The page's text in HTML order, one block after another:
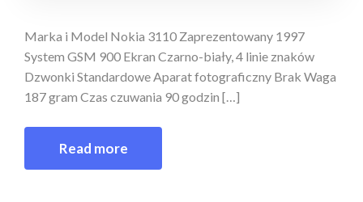
Marka i Model Nokia 3110 Zaprezentowany 1997
System GSM 900 Ekran Czarno-biały, 4 linie znaków
Dzwonki Standardowe Aparat fotograficzny Brak Waga
187 gram Czas czuwania 90 godzin […]
Read more